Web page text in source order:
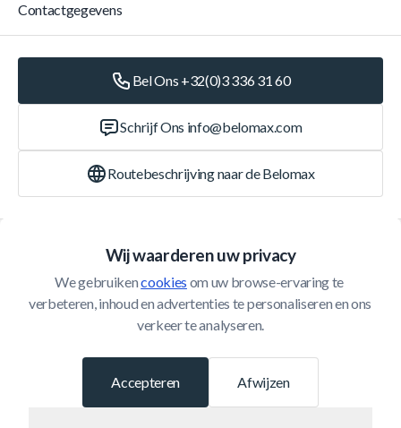
Wij waarderen uw privacy
We gebruiken cookies om uw browse-ervaring te
verbeteren, inhoud en advertenties te personaliseren en ons
verkeer te analyseren.
Afwijzen
Accepteren
Klantenservice
Contactgegevens
Bel Ons +32(0)3 336 31 60
Schrijf Ons info@belomax.com
Routebeschrijving naar de Belomax